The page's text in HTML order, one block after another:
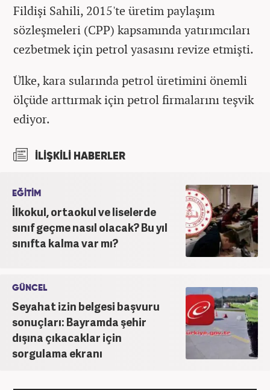
Fildişi Sahili, 2015'te üretim paylaşım
sözleşmeleri (CPP) kapsamında yatırımcıları
cezbetmek için petrol yasasını revize etmişti.
Ülke, kara sularında petrol üretimini önemli
ölçüde arttırmak için petrol firmalarını teşvik
ediyor.
İLİŞKİLİ HABERLER
EĞİTİM
İlkokul, ortaokul ve liselerde
sınıf geçme nasıl olacak? Bu yıl
sınıfta kalma var mı?
GÜNCEL
Seyahat izin belgesi başvuru
sonuçları: Bayramda şehir
dışına çıkacaklar için
sorgulama ekranı